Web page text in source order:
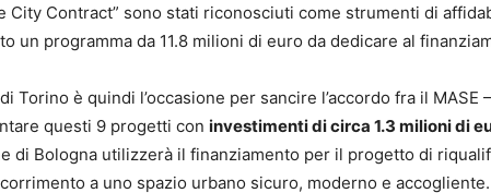
City Contract” sono stati riconosciuti come strumenti di
un programma da 11.8 milioni di euro da dedicare al
di Torino è quindi l’occasione per sancire l’accordo fra il
questi 9 progetti con investimenti di circa 1.3 milioni di
di Bologna utilizzerà il finanziamento per il progetto di
a uno spazio urbano sicuro, moderno e accogliente.